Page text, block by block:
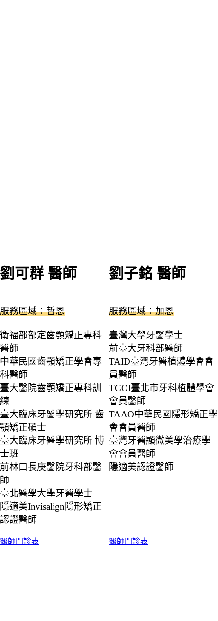
劉可群 醫師 劉子銘 醫師
服務區域：哲恩
衛福部部定齒顎矯正專科
醫師
中華民國齒顎矯正學會專
科醫師
臺大醫院齒顎矯正專科訓
練
臺大臨床牙醫學研究所 齒
顎矯正碩士
臺大臨床牙醫學研究所 博
士班
前林口長庚醫院牙科部醫
師
臺北醫學大學牙醫學士
隱適美Invisalign隱形矯正
認證醫師
服務區域：加恩
臺灣大學牙醫學士
前臺大牙科部醫師
TAID臺灣牙醫植體學會會
員醫師
TCOI臺北市牙科植體學會
會員醫師
TAAO中華民國隱形矯正學
會會員醫師
臺灣牙醫顯微美學治療學
會會員醫師
隱適美認證醫師
醫師門診表 醫師門診表